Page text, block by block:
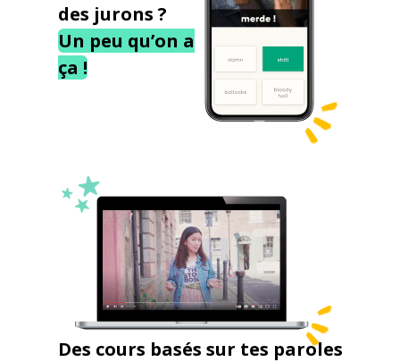
des jurons ?
Un peu qu’on a
ça !
Des cours basés sur tes paroles